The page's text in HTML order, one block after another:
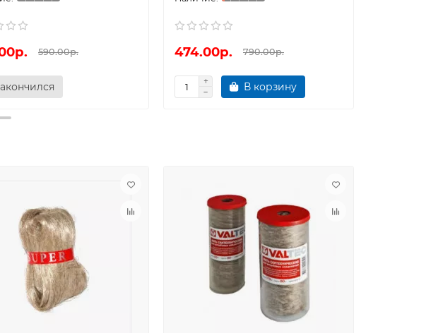
590.00р. 474.00р. 790.00р.
В корзину